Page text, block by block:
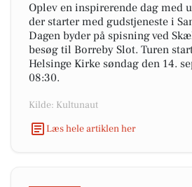
Oplev en inspirerende dag med
der starter med gudstjeneste i
Dagen byder på spisning ved
besøg til Borreby Slot. Turen
Helsinge Kirke søndag den 14.
08:30.
Kilde: Kultunaut
Læs hele artiklen her